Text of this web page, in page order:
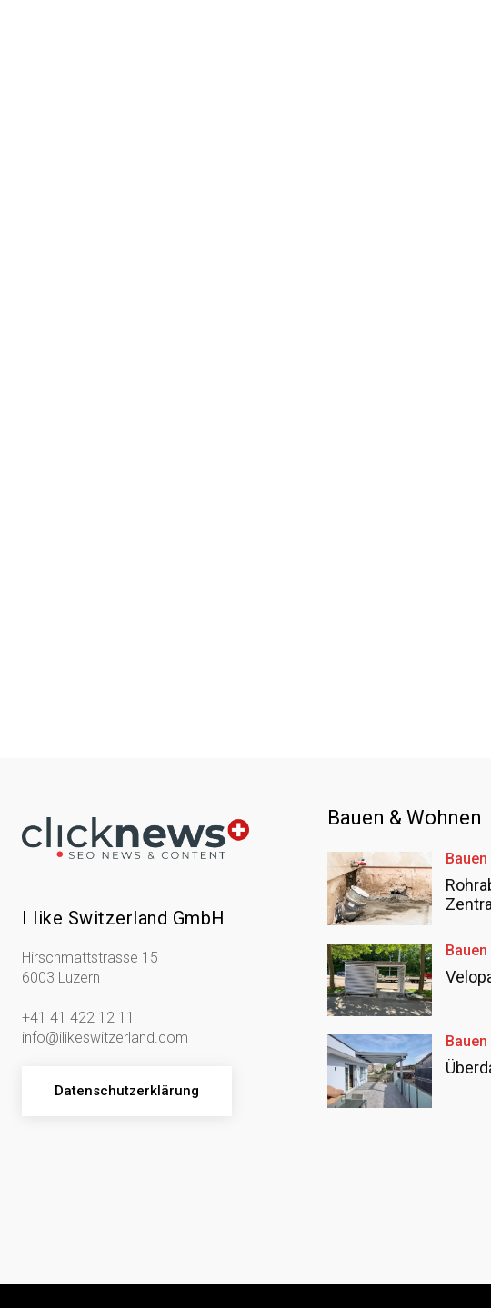
I like Switzerland GmbH
Hirschmattstrasse 15
6003 Luzern
+41 41 422 12 11
info@ilikeswitzerland.com
Datenschutzerklärung
Bauen & Wohnen